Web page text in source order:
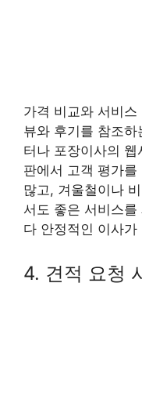
가격 비교와 서비
뷰와 후기를 참조
터나 포장이사의
판에서 고객 평가
많고, 겨울철이나
서도 좋은 서비스
다 안정적인 이사가
4. 견적 요청